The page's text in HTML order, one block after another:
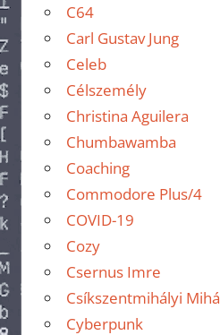
C64
Carl Gustav Jung
Celeb
Célszemély
Christina Aguilera
Chumbawamba
Coaching
Commodore Plus/4
COVID-19
Cozy
Csernus Imre
Csíkszentmihályi
Cyberpunk